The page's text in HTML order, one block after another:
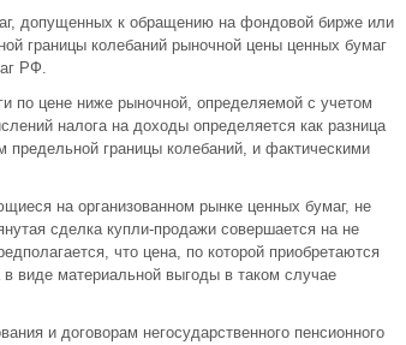
допущенных к обращению на фондовой бирже или
границы колебаний рыночной цены ценных бумаг
РФ.
по цене ниже рыночной, определяемой с учетом
налога на доходы определяется как разница
предельной границы колебаний, и фактическими
на организованном рынке ценных бумаг, не
сделка купли-продажи совершается на не
что цена, по которой приобретаются
виде материальной выгоды в таком случае
и договорам негосударственного пенсионного